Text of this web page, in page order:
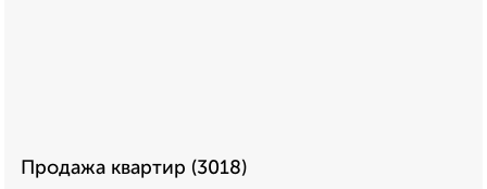
Продажа квартир (3018)